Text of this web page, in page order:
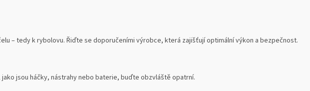
– tedy k rybolovu. Řiďte se doporučeními výrobce, která zajišťují optimální výkon a bezpečnost.
jsou háčky, nástrahy nebo baterie, buďte obzvláště opatrní.